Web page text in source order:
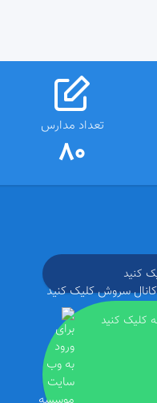
تعداد مدارس
80
کنید
کلیک کنید